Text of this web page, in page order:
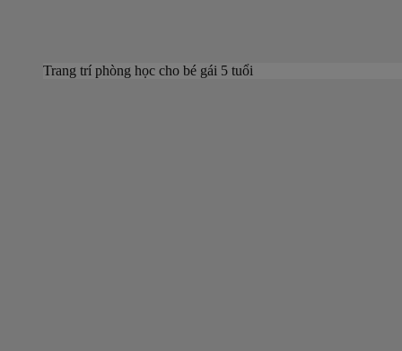
Trang trí phòng học cho bé gái 5 tuổi